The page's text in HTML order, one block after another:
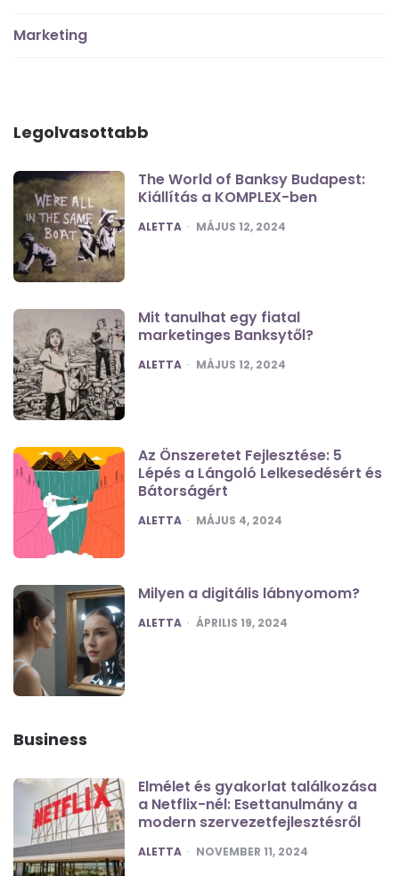
Marketing
Legolvasottabb
The World of Banksy Budapest:
Kiállítás a KOMPLEX-ben
POSTED
ALETTA MÁJUS 12, 2024
Mit tanulhat egy fiatal
marketinges Banksytől?
POSTED
ALETTA MÁJUS 12, 2024
Az Önszeretet Fejlesztése: 5
Lépés a Lángoló Lelkesedésért és
Bátorságért
POSTED
ALETTA MÁJUS 4, 2024
Milyen a digitális lábnyomom?
POSTED
ALETTA ÁPRILIS 19, 2024
Business
Elmélet és gyakorlat találkozása
a Netflix-nél: Esettanulmány a
modern szervezetfejlesztésről
POSTED
ALETTA NOVEMBER 11, 2024